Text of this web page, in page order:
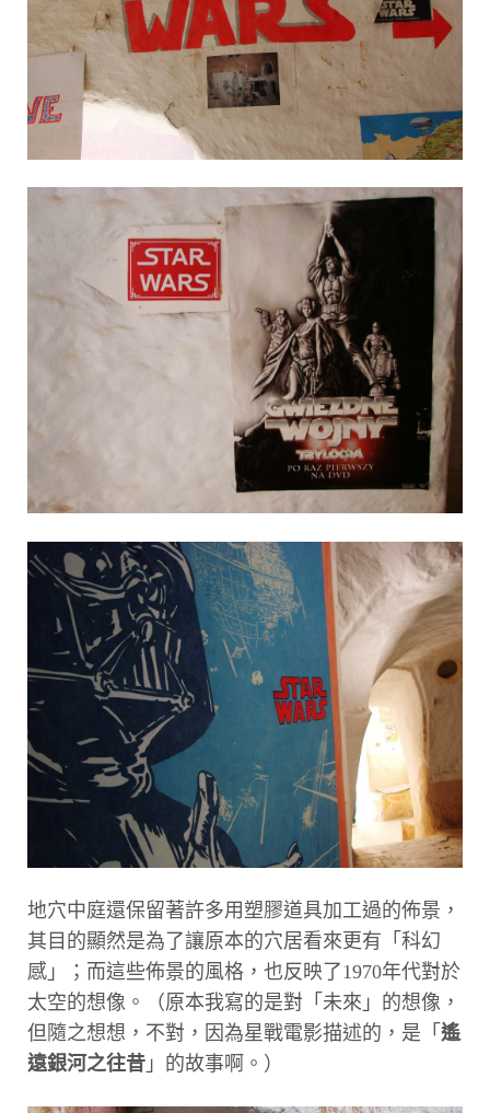
地穴中庭還保留著許多用塑膠道具加工過的佈景，
其目的顯然是為了讓原本的穴居看來更有「科幻
感」；而這些佈景的風格，也反映了1970年代對於
太空的想像。（原本我寫的是對「未來」的想像，
但隨之想想，不對，因為星戰電影描述的，是「 遙
遠銀河之往昔 」的故事啊。）